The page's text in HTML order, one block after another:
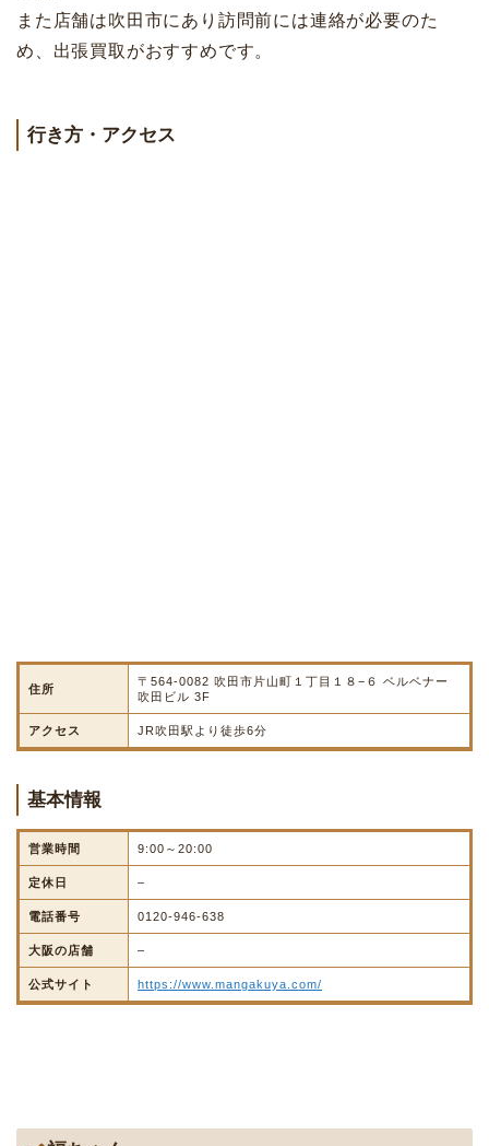
また店舗は吹田市にあり訪問前には連絡が必要のた
め、出張買取がおすすめです。
行き方・アクセス
住所
〒564-0082 吹田市片山町１丁目１８−６ ベルベナー
吹田ビル 3F
アクセス JR吹田駅より徒歩6分
基本情報
営業時間 9:00～20:00
定休日 –
電話番号 0120-946-638
大阪の店舗 –
公式サイト https://www.mangakuya.com/